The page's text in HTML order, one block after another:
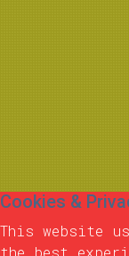
Cookies &
This website
the best